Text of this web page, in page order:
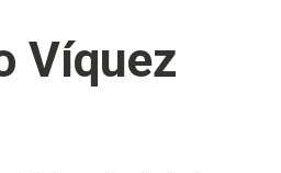
Víquez